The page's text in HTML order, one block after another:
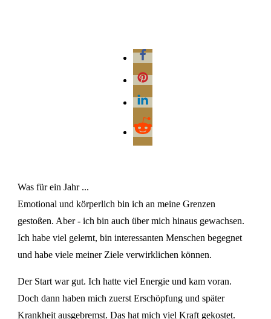
Was für ein Jahr ...
Emotional und körperlich bin ich an meine Grenzen
gestoßen. Aber - ich bin auch über mich hinaus gewachsen.
Ich habe viel gelernt, bin interessanten Menschen begegnet
und habe viele meiner Ziele verwirklichen können.
Der Start war gut. Ich hatte viel Energie und kam voran.
Doch dann haben mich zuerst Erschöpfung und später
Krankheit ausgebremst. Das hat mich viel Kraft gekostet.